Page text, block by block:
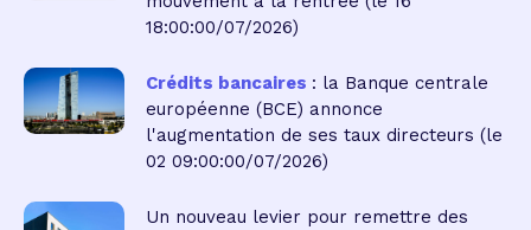
18:00:00/07/2026)
Crédits bancaires : la Banque centrale
européenne (BCE) annonce
l'augmentation de ses taux directeurs (le
02 09:00:00/07/2026)
Un nouveau levier pour remettre des